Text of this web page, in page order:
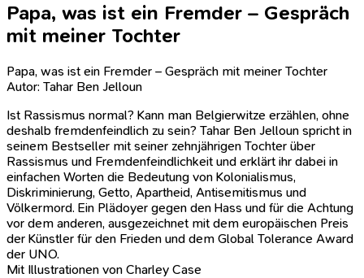
Papa, was ist ein Fremder – Gespräch
mit meiner Tochter
Papa, was ist ein Fremder – Gespräch mit meiner Tochter
Autor: Tahar Ben Jelloun
Ist Rassismus normal? Kann man Belgierwitze erzählen, ohne
deshalb fremdenfeindlich zu sein? Tahar Ben Jelloun spricht in
seinem Bestseller mit seiner zehnjährigen Tochter über
Rassismus und Fremdenfeindlichkeit und erklärt ihr dabei in
einfachen Worten die Bedeutung von Kolonialismus,
Diskriminierung, Getto, Apartheid, Antisemitismus und
Völkermord. Ein Plädoyer gegen den Hass und für die Achtung
vor dem anderen, ausgezeichnet mit dem europäischen Preis
der Künstler für den Frieden und dem Global Tolerance Award
der UNO.
Mit Illustrationen von Charley Case